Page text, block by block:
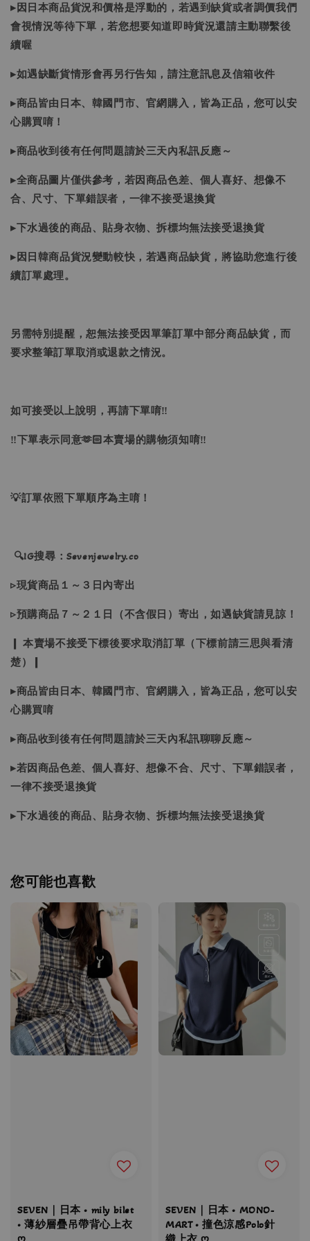
▸因日本商品貨況和價格是浮動的，若遇到缺貨或者調價我們
會視情況等待下單，若您想要知道即時貨況還請主動聯繫後
續喔
▸如遇缺斷貨情形會再另行告知，請注意訊息及信箱收件
▸商品皆由日本、韓國門市、官網購入，皆為正品，您可以安
心購買唷！
▸商品收到後有任何問題請於三天內私訊反應～
▸全商品圖片僅供參考，若因商品色差、個人喜好、想像不
合、尺寸、下單錯誤者，一律不接受退換貨
▸下水過後的商品、貼身衣物、拆標均無法接受退換貨
▸因日韓商品貨況變動較快，若遇商品缺貨，將協助您進行後
續訂單處理。
另需特別提醒，恕無法接受因單筆訂單中部分商品缺貨，而
要求整筆訂單取消或退款之情況。
如可接受以上說明，再請下單唷‼
‼下單表示同意🫶🏻本賣場的購物須知唷‼
💡訂單依照下單順序為主唷！
🔍IG搜尋：Sevenjewelry.co
▹現貨商品１～３日內寄出
▹預購商品７～２１日（不含假日）寄出，如遇缺貨請見諒！
❙ 本賣場不接受下標後要求取消訂單（下標前請三思與看清
楚）❙
▸商品皆由日本、韓國門市、官網購入，皆為正品，您可以安
心購買唷
▸商品收到後有任何問題請於三天內私訊聊聊反應～
▸若因商品色差、個人喜好、想像不合、尺寸、下單錯誤者，
一律不接受退換貨
▸下水過後的商品、貼身衣物、拆標均無法接受退換貨
您可能也喜歡
SEVEN｜日本 • mily bilet
• 薄紗層疊吊帶背心上衣
SEVEN｜日本 • MONO-
MART • 撞色涼感Polo針